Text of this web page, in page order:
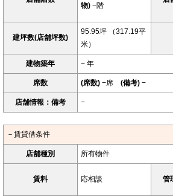
物) −階
建坪数(店舗坪数)
95.95坪 （317.19平
米）
建物築年 − 年
席数 (席数) −席 (備考) −
店舗情報：備考 −
－賃貸借条件
店舗種別 所有物件
賃料 応相談 管